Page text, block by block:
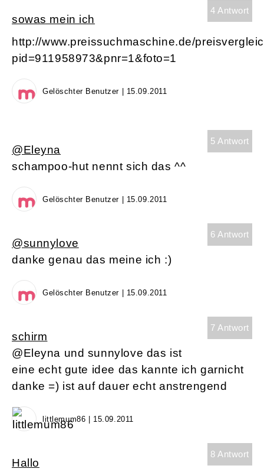
4 Antwort
sowas mein ich
http://www.preissuchmaschine.de/
pid=911958973&pnr=1&foto=1
Gelöschter Benutzer | 15.09.2011
5 Antwort
@Eleyna
schampoo-hut nennt sich das ^^
Gelöschter Benutzer | 15.09.2011
6 Antwort
@sunnylove
danke genau das meine ich :)
Gelöschter Benutzer | 15.09.2011
7 Antwort
schirm
@Eleyna und sunnylove das ist
eine echt gute idee das kannte ich garnicht
danke =) ist auf dauer echt anstrengend
littlemum86 | 15.09.2011
8 Antwort
Hallo